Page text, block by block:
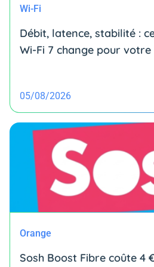
Wi-Fi
Débit, latence, stabilité :
Wi-Fi 7 change pour
05/08/2026
Orange
Sosh Boost Fibre coûte 4